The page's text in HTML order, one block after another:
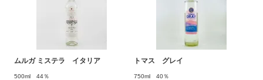
ムルガ ミステラ イタリア
500ml 44％
トマス グレイ
750ml 40％